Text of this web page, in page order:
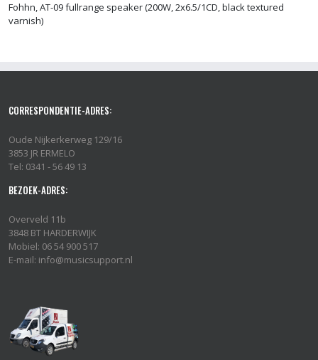
Fohhn, AT-09 fullrange speaker (200W, 2x6.5/1CD, black textured
varnish)
CORRESPONDENTIE-ADRES:
Oude Nijkerkerweg 129/16
3853 JR ERMELO
Tel: 0341 - 56 49 13
BEZOEK-ADRES:
Overveld 11b
3848 BT HARDERWIJK
Mobiel: 06 54 900 517
E-mail: info@musicsupport.nl